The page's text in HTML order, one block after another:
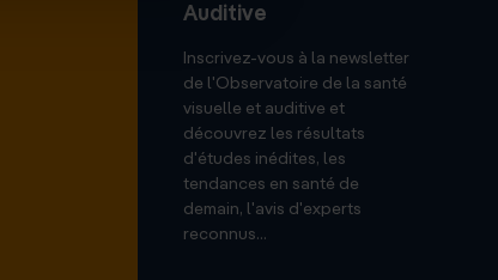
Auditive
Inscrivez-vous à la newsletter
de l'Observatoire de la santé
visuelle et auditive et
découvrez les résultats
d'études inédites, les
tendances en santé de
demain, l'avis d'experts
reconnus...